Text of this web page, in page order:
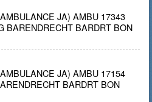
JA) AMBU 17343
BARENDRECHT BARDRT BON
JA) AMBU 17154
BARDRT BON